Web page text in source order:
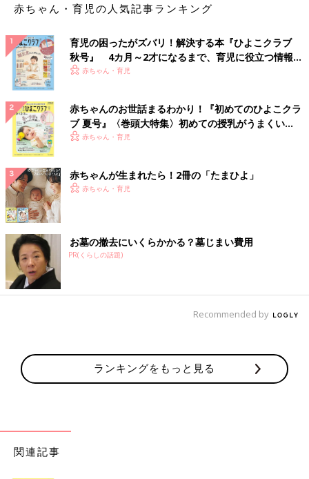
赤ちゃん・育児の人気記事ランキング
育児の困ったがズバリ！解決する本『ひよこクラブ
秋号』 4カ月～2才になるまで、育児に役立つ情報が
いっぱい！
赤ちゃん・育児
赤ちゃんのお世話まるわかり！『初めてのひよこクラ
ブ 夏号』〈巻頭大特集〉初めての授乳がうまくい
く！ おっぱい・ミルクの基本と夏のトラブル 解決テ
赤ちゃん・育児
赤ちゃんが生まれたら！2冊の「たまひよ」
赤ちゃん・育児
お墓の撤去にいくらかかる？墓じまい費用
PR(くらしの話題)
Recommended by
ランキングをもっと見る
関連記事